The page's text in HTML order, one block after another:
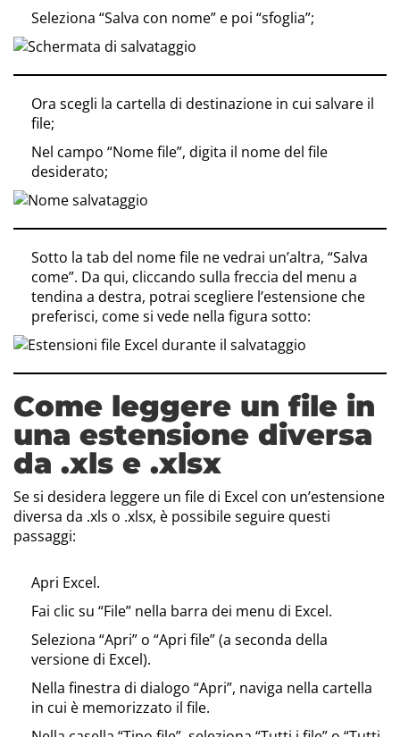
Seleziona “Salva con nome” e poi “sfoglia”;
Ora scegli la cartella di destinazione in cui salvare il
file;
Nel campo “Nome file”, digita il nome del file
desiderato;
Sotto la tab del nome file ne vedrai un’altra, “Salva
come”. Da qui, cliccando sulla freccia del menu a
tendina a destra, potrai scegliere l’estensione che
preferisci, come si vede nella figura sotto:
Come leggere un file in
una estensione diversa
da .xls e .xlsx
Se si desidera leggere un file di Excel con un’estensione
diversa da .xls o .xlsx, è possibile seguire questi
passaggi:
Apri Excel.
Fai clic su “File” nella barra dei menu di Excel.
Seleziona “Apri” o “Apri file” (a seconda della
versione di Excel).
Nella finestra di dialogo “Apri”, naviga nella cartella
in cui è memorizzato il file.